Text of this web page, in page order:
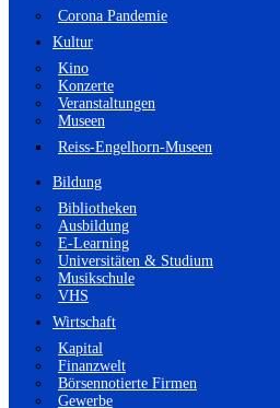
Corona Pandemie
Kultur
Kino
Konzerte
Veranstaltungen
Museen
Reiss-Engelhorn-Museen
Bildung
Bibliotheken
Ausbildung
E-Learning
Universitäten & Studium
Musikschule
VHS
Wirtschaft
Kapital
Finanzwelt
Börsennotierte Firmen
Gewerbe